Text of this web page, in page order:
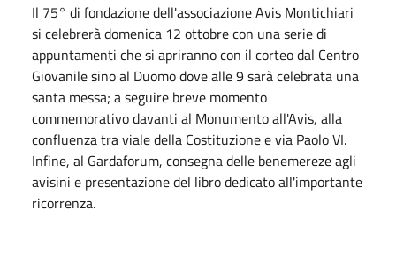
Il 75° di fondazione dell'associazione Avis Montichiari
si celebrerà domenica 12 ottobre con una serie di
appuntamenti che si apriranno con il corteo dal Centro
Giovanile sino al Duomo dove alle 9 sarà celebrata una
santa messa; a seguire breve momento
commemorativo davanti al Monumento all'Avis, alla
confluenza tra viale della Costituzione e via Paolo VI.
Infine, al Gardaforum, consegna delle benemereze agli
avisini e presentazione del libro dedicato all'importante
ricorrenza.